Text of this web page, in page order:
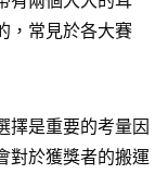
，常見於各大賽
擇是重要的考量因
對於獲獎者的搬運